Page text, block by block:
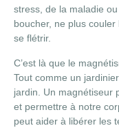
stress, de la maladie
boucher, ne plus
se flétrir.
C’est là que le
Tout comme un
jardin. Un magnétiseur
et permettre à notre
peut aider à libérer les